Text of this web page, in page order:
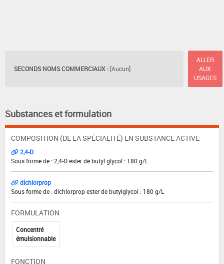
SECONDS NOMS COMMERCIAUX : [Aucun]
ALLER
AUX
USAGES
Substances et formulation
COMPOSITION (DE LA SPÉCIALITÉ) EN SUBSTANCE ACTIVE
2,4-D
Sous forme de : 2,4-D ester de butyl glycol : 180 g/L
dichlorprop
Sous forme de : dichlorprop ester de butylglycol : 180 g/L
FORMULATION
Concentré
émulsionnable
FONCTION